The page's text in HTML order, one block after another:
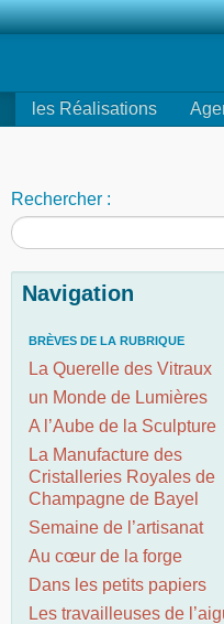
les Réalisations
Rechercher :
Navigation
BRÈVES DE LA RUBRIQUE
La Querelle des Vitraux
un Monde de Lumières
A l’Aube de la Sculpture
La Manufacture des
Cristalleries Royales de
Champagne de Bayel
Semaine de l’artisanat
Au cœur de la forge
Dans les petits papiers
Les travailleuses de